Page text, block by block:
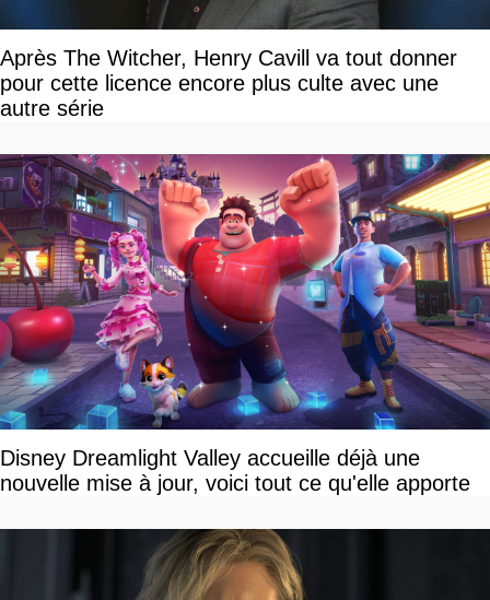
Après The Witcher, Henry Cavill va tout donner
pour cette licence encore plus culte avec une
autre série
Disney Dreamlight Valley accueille déjà une
nouvelle mise à jour, voici tout ce qu'elle apporte